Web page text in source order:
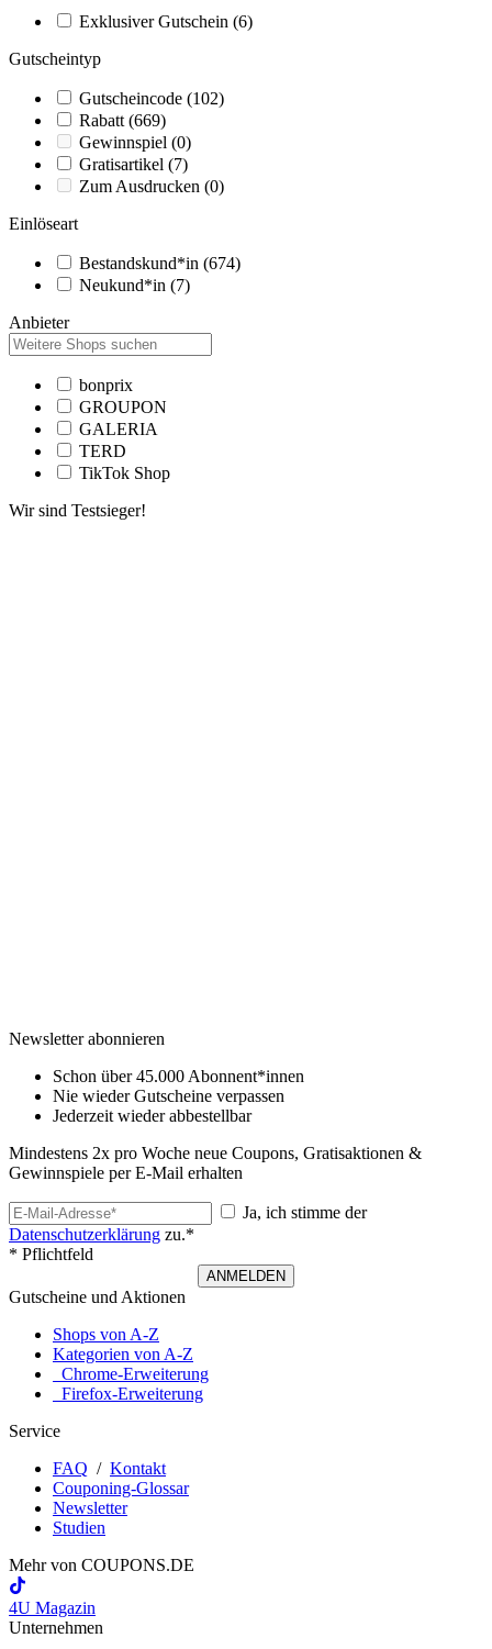
Exklusiver Gutschein (6)
Gutscheintyp
Gutscheincode (102)
Rabatt (669)
Gewinnspiel (0)
Gratisartikel (7)
Zum Ausdrucken (0)
Einlöseart
Bestandskund*in (674)
Neukund*in (7)
Anbieter
bonprix
GROUPON
GALERIA
TERD
TikTok Shop
Wir sind Testsieger!
Newsletter abonnieren
Schon über 45.000 Abonnent*innen
Nie wieder Gutscheine verpassen
Jederzeit wieder abbestellbar
Mindestens 2x pro Woche neue Coupons, Gratisaktionen &
Gewinnspiele per E-Mail erhalten
Ja, ich stimme der
Datenschutzerklärung zu.*
* Pflichtfeld
ANMELDEN
Gutscheine und Aktionen
Shops von A-Z
Kategorien von A-Z
Chrome-Erweiterung
Firefox-Erweiterung
Service
FAQ / Kontakt
Couponing-Glossar
Newsletter
Studien
Mehr von COUPONS.DE
4U Magazin
Unternehmen